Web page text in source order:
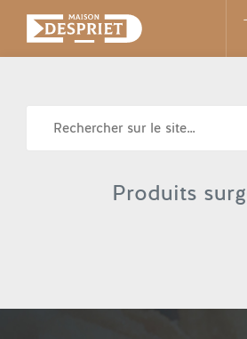
Produits